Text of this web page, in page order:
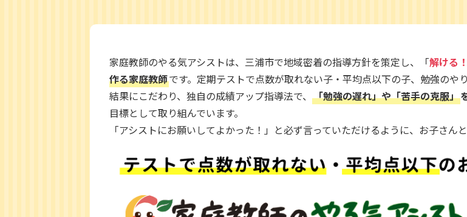
家庭教師のやる気アシストは、三浦市で地域密着の指導方針を策定し、「解ける
作る家庭教師です。定期テストで点数が取れない子・平均点以下の子、勉強のや
結果にこだわり、独自の成績アップ指導法で、 「勉強の遅れ」や「苦手の克服」
目標として取り組んでいます。
「アシストにお願いしてよかった！」と必ず言っていただけるように、お子さん